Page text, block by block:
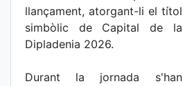
llançament, atorgant-li el títol
simbòlic de Capital de la
Dipladenia 2026.
Durant la jornada s'han